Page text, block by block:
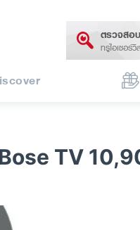
ตรวจสอ
ทรูไอเซอร์วิส
TV